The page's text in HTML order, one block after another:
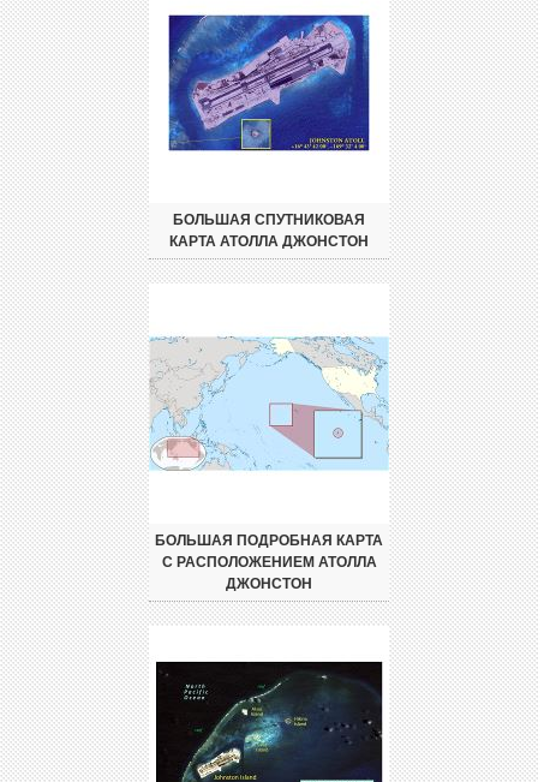
БОЛЬШАЯ СПУТНИКОВАЯ
КАРТА АТОЛЛА ДЖОНСТОН
БОЛЬШАЯ ПОДРОБНАЯ КАРТА
С РАСПОЛОЖЕНИЕМ АТОЛЛА
ДЖОНСТОН